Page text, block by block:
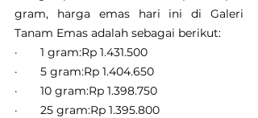
gram, harga emas hari ini di Galeri
Tanam Emas adalah sebagai berikut:
·       1 gram:Rp 1.431.500
·       5 gram:Rp 1.404.650
·       10 gram:Rp 1.398.750
·       25 gram:Rp 1.395.800